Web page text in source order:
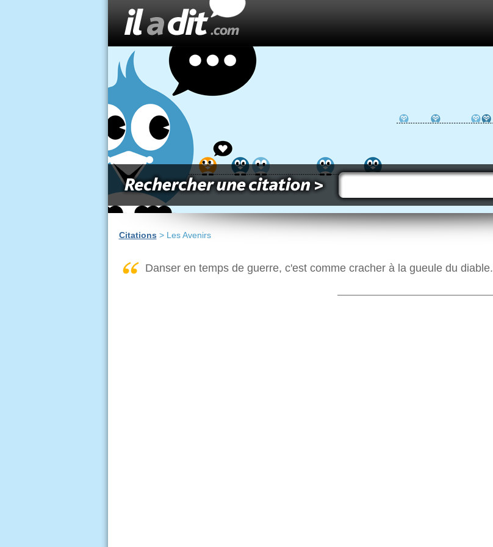
Citations > Les Avenirs
Danser en temps de guerre, c'est comme cracher à la gueule du diable.